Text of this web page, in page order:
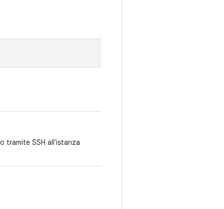
tramite SSH all'istanza